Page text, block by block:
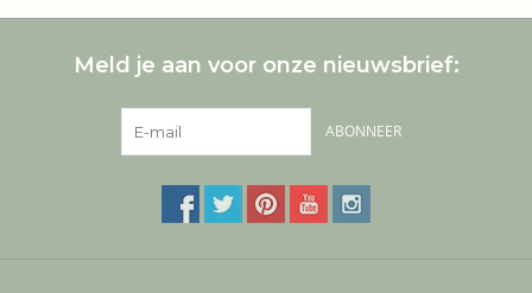
Geheel gemaakt in de EU
Voor kinderen van 36 maanden en ouder
Meld je aan voor onze nieuwsbrief:
ABONNEER